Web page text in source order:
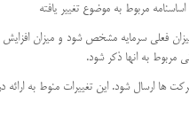
مربوط به موضوع تغییر یافته
فعلی سرمایه مشخص شود و میزان افزایش
مربوط به انها ذکر شود.
ها ارسال شود. این تغییرات منوط به